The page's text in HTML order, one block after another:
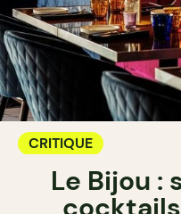
CRITIQUE
Le Bijou :